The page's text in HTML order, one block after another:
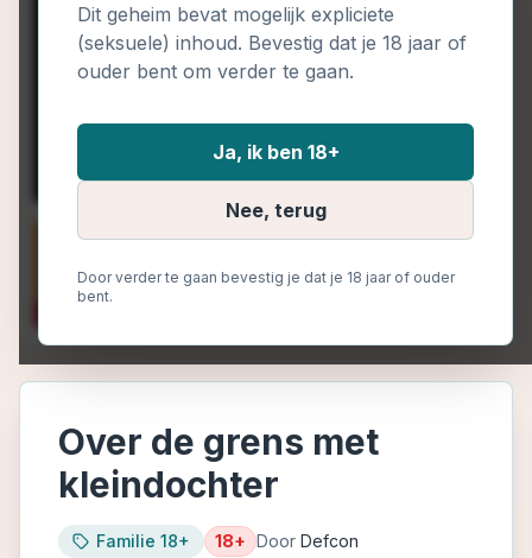
Dit geheim bevat mogelijk expliciete
(seksuele) inhoud. Bevestig dat je 18 jaar of
ouder bent om verder te gaan.
Ja, ik ben 18+
Nee, terug
Door verder te gaan bevestig je dat je 18 jaar of ouder
bent.
Over de grens met
kleindochter
Familie 18+ 18+ Door Defcon